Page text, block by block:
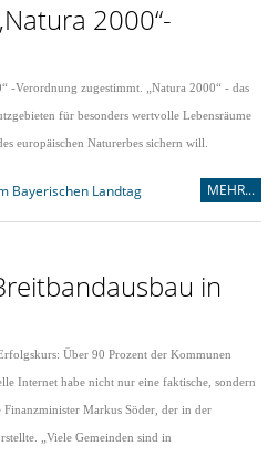
2000“-
-Verordnung zugestimmt. „Natura 2000“ - das
für besonders wertvolle Lebensräume
europäischen Naturerbes sichern will.
Bayerischen Landtag MEHR...
in
Über 90 Prozent der Kommunen
Internet habe nicht nur eine faktische, sondern
Markus Söder, der in der
„Viele Gemeinden sind in